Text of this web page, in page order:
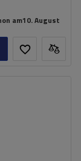
am10. August